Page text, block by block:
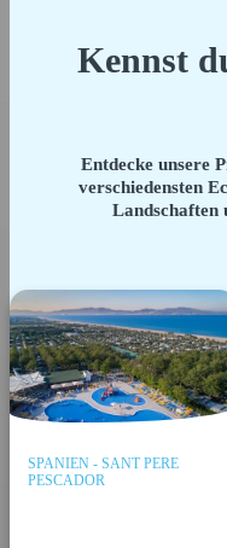
Kennst
Entdecke unsere
verschiedensten
Landschaften
SPANIEN - SANT PERE
PESCADOR